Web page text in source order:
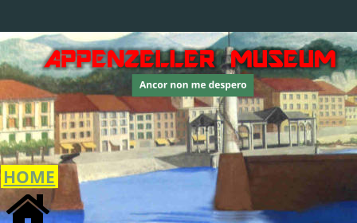
HOME